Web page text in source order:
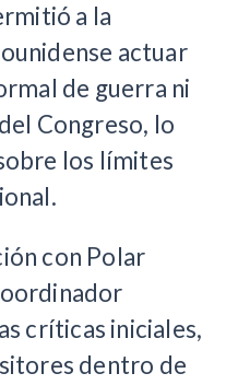
a la
actuar
de guerra ni
Congreso, lo
los límites
con Polar
críticas iniciales,
dentro de